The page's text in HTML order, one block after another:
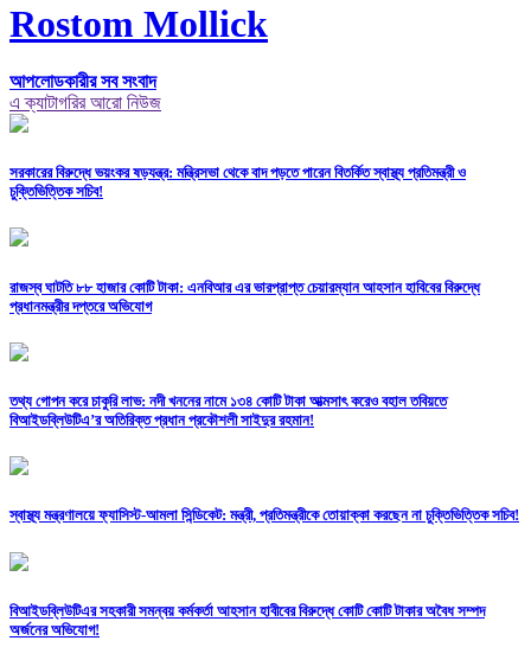
Rostom Mollick
আপলোডকারীর সব সংবাদ
এ ক্যাটাগরির আরো নিউজ
সরকারের বিরুদ্ধে ভয়ংকর ষড়যন্ত্র: মন্ত্রিসভা থেকে বাদ পড়তে পারেন বিতর্কিত স্বাস্থ্য প্রতিমন্ত্রী ও
চুক্তিভিত্তিক সচিব!
রাজস্ব ঘাটতি ৮৮ হাজার কোটি টাকা: এনবিআর এর ভারপ্রাপ্ত চেয়ারম্যান আহসান হাবিবের বিরুদ্ধে
প্রধানমন্ত্রীর দপ্তরে অভিযোগ
তথ্য গোপন করে চাকুরি লাভ: নদী খননের নামে ১৩৪ কোটি টাকা আত্মসাৎ করেও বহাল তবিয়তে
বিআইডব্লিউটিএ’র অতিরিক্ত প্রধান প্রকৌশলী সাইদুর রহমান!
স্বাস্থ্য মন্ত্রণালয়ে ফ্যাসিস্ট-আমলা সিন্ডিকেট: মন্ত্রী, প্রতিমন্ত্রীকে তোয়াক্কা করছেন না চুক্তিভিত্তিক সচিব!
বিআইডব্লিউটিএর সহকারী সমন্বয় কর্মকর্তা আহসান হাবীবের বিরুদ্ধে কোটি কোটি টাকার অবৈধ সম্পদ
অর্জনের অভিযোগ!